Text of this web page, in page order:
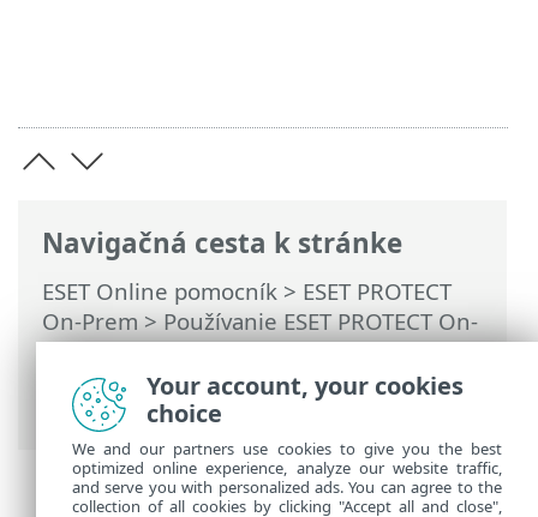
Navigačná cesta k stránke
ESET Online pomocník > ESET PROTECT
On-Prem>Používanie ESET PROTECT On-
Prem>ESET PROTECT On-Prem pre
poskytovateľov spravovaných služieb>
Vytvorenie vlastného inštalátora
Your account, your cookies
choice
We and our partners use cookies to give you the best
optimized online experience, analyze our website traffic,
and serve you with personalized ads. You can agree to the
collection of all cookies by clicking "Accept all and close",